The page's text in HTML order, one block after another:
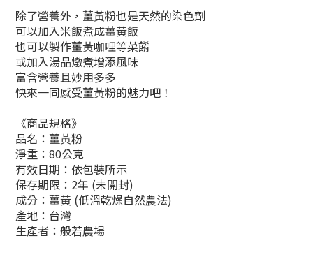
除了營養外，薑黃粉也是天然的染色劑
可以加入米飯煮成薑黃飯
也可以製作薑黃咖哩等菜餚
或加入湯品燉煮增添風味
富含營養且妙用多多
快來一同感受薑黃粉的魅力吧！
《商品規格》
品名：薑黃粉
淨重：80公克
有效日期：依包裝所示
保存期限：2年 (未開封)
成分：薑黃 (低溫乾燥自然農法)
產地：台灣
生產者： 般若農場